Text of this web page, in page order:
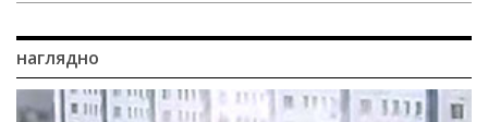
наглядно